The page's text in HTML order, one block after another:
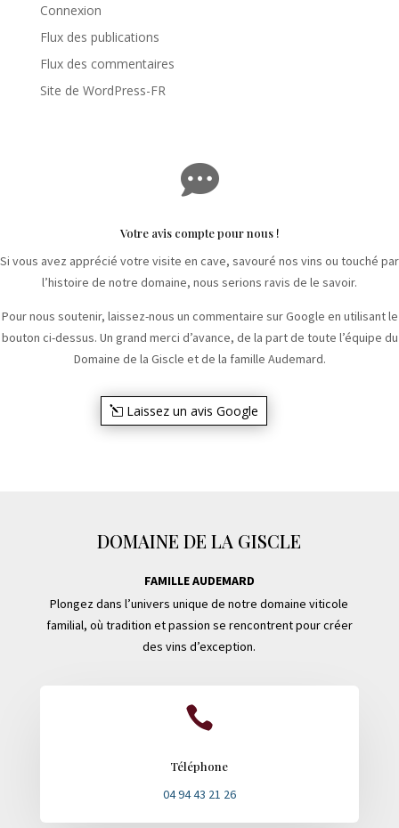
Connexion
Flux des publications
Flux des commentaires
Site de WordPress-FR

Votre avis compte pour nous !
Si vous avez apprécié votre visite en cave, savouré nos vins ou touché par
l’histoire de notre domaine, nous serions ravis de le savoir.
Pour nous soutenir, laissez-nous un commentaire sur Google en utilisant le
bouton ci-dessus. Un grand merci d’avance, de la part de toute l’équipe du
Domaine de la Giscle et de la famille Audemard.
Laissez un avis Google
DOMAINE DE LA GISCLE
FAMILLE AUDEMARD
Plongez dans l’univers unique de notre domaine viticole
familial, où tradition et passion se rencontrent pour créer
des vins d’exception.

Téléphone
04 94 43 21 26